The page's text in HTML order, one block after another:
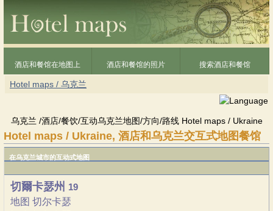
酒店和餐馆在地图上 酒店和餐馆的照片 搜索酒店和餐馆
Hotel maps / 乌克兰
乌克兰 /酒店/餐饮/互动乌克兰地图/方向/路线 Hotel maps / Ukraine
Hotel maps / Ukraine, 酒店和乌克兰交互式地图餐馆
在乌克兰城市的互动式地图
切爾卡瑟州 19
地图 切尔卡瑟